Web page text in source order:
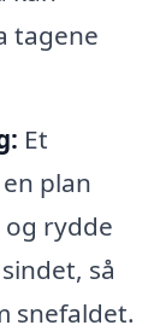
tagene
Et
plan
rydde
så
snefaldet.